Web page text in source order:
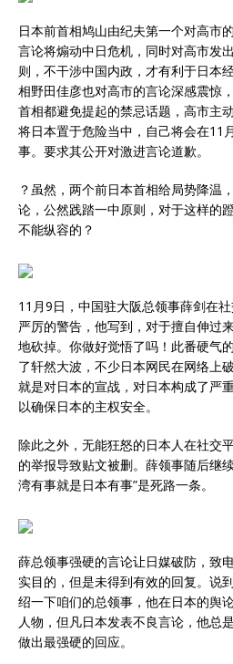
日本前首相鸠山由纪夫第一个对高市
言论将煽动中日危机，同时对高市发
则，不干涉中国内政，才有利于日本
相野田佳彦也对高市的言论深感震惊
首相都避免提起的禁忌话题，高市主
将日本置于危险当中，自己将会在11
事。要求其公开对激进言论道歉。
？虽然，两个前日本首相给局势降温
论，公然践踏一中原则，对于这样的
不能纵容的？
11月9日，中国驻大阪总领事薛剑在
严厉的警告，他写到，对于擅自伸过
地砍掉。你做好觉悟了吗！此番硬气
了轩然大波，不少日本网民在网络上
就是对日本的宣战，对日本构成了严
以确保日本的主权安全。
除此之外，无能狂怒的日本人在社交
的举报导致贴文被删。薛领事随后继
湾有事就是日本有事”是死路一条。
薛总领事强硬的言论让日媒破防，致
实目的，但是未得到有效的回复。说
绍一下咱们的总领事，他在日本的舆
人物，但凡日本发表不良言论，他总
做出最强硬的回应。